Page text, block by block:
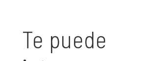
Te puede